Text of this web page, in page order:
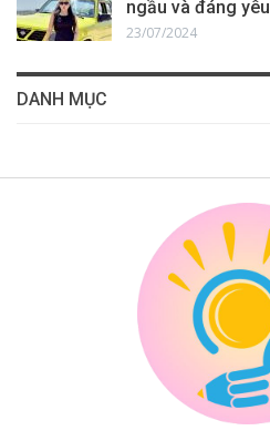
ngầu và đáng yêu
23/07/2024
DANH MỤC